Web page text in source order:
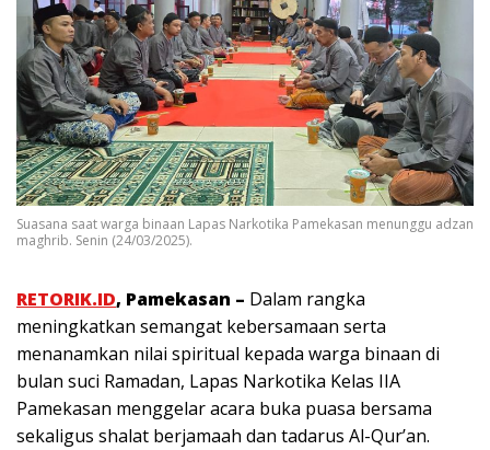
Suasana saat warga binaan Lapas Narkotika Pamekasan menunggu adzan
maghrib. Senin (24/03/2025).
RETORIK.ID, Pamekasan – Dalam rangka
meningkatkan semangat kebersamaan serta
menanamkan nilai spiritual kepada warga binaan di
bulan suci Ramadan, Lapas Narkotika Kelas IIA
Pamekasan menggelar acara buka puasa bersama
sekaligus shalat berjamaah dan tadarus Al-Qur’an.